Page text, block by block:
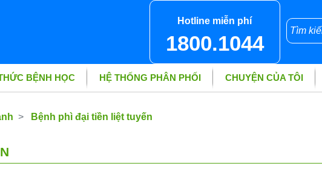
Hotline miễn phí
1800.1044
BỆNH HỌC HỆ THỐNG PHÂN PHỐI CHUYỆN CỦA TÔI
Bệnh phì đại tiền liệt tuyến